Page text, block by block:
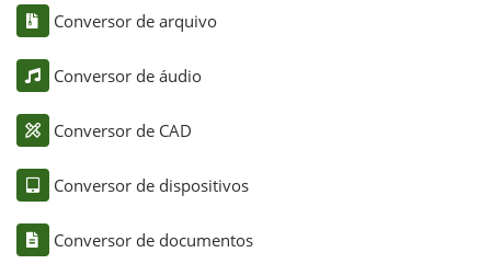
Conversor de arquivo
Conversor de áudio
Conversor de CAD
Conversor de dispositivos
Conversor de documentos